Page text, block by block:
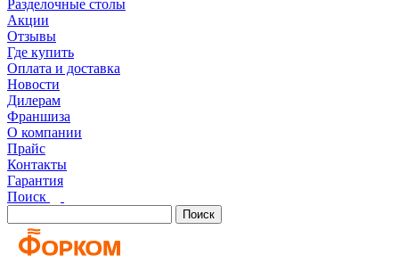
Разделочные столы
Акции
Отзывы
Где купить
Оплата и доставка
Новости
Дилерам
Франшиза
О компании
Прайс
Контакты
Гарантия
Поиск
Поиск